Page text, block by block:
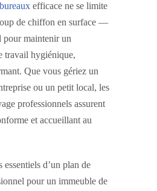
efficace ne se limite
de chiffon en surface —
pour maintenir un
travail hygiénique,
Que vous gériez un
ou un petit local, les
professionnels assurent
et accueillant au
essentiels d’un plan de
pour un immeuble de